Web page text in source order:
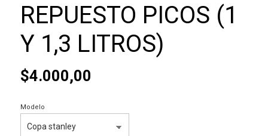
REPUESTO PICOS (1
Y 1,3 LITROS)
$4.000,00
Modelo